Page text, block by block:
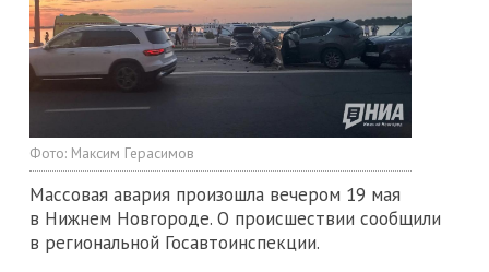
Фото: Максим Герасимов
Массовая авария произошла вечером 19 мая
в Нижнем Новгороде. О происшествии сообщили
в региональной Госавтоинспекции.